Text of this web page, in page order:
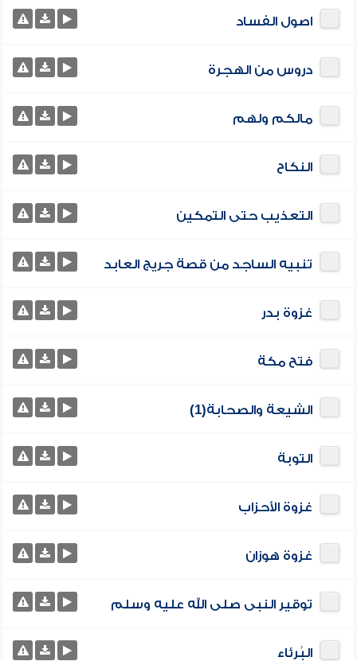
اصول الفساد
دروس من الهجرة
مالكم ولهم
النكاح
التعذيب حتى التمكين
تنبيه الساجد من قصة جريج العابد
غزوة بدر
فتح مكة
الشيعة والصحابة(1)
التوبة
غزوة الأحزاب
غزوة هوزان
توقير النبى صلى الله عليه وسلم
البُرئاء